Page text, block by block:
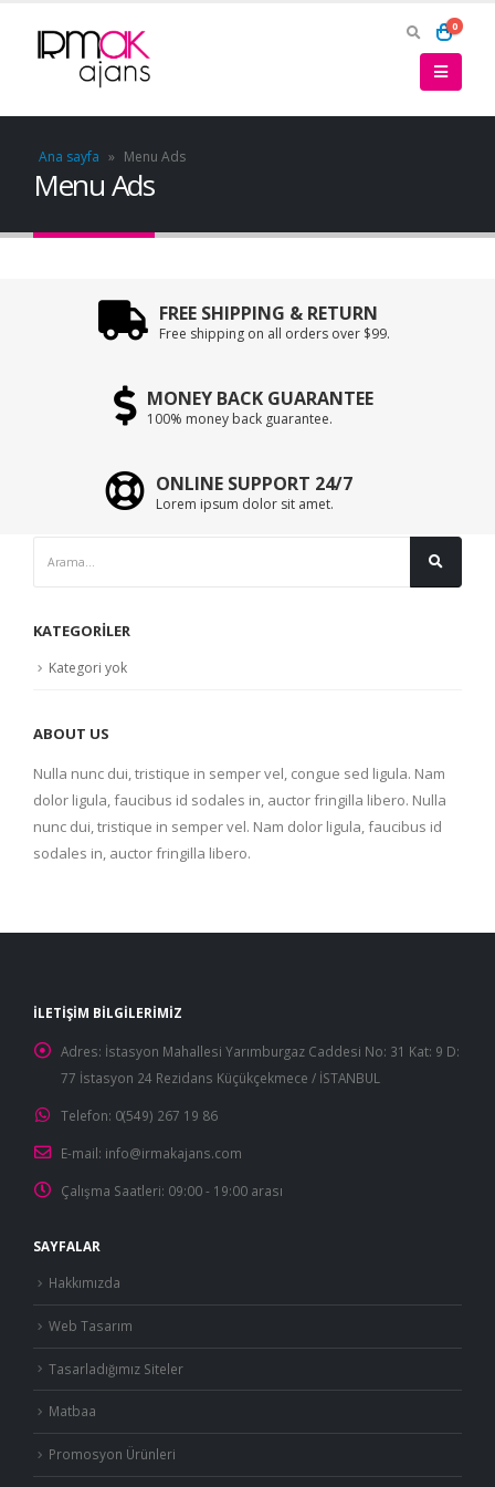
0
Ana sayfa » Menu Ads
Menu Ads
FREE SHIPPING & RETURN
Free shipping on all orders over $99.
MONEY BACK GUARANTEE
100% money back guarantee.
ONLINE SUPPORT 24/7
Lorem ipsum dolor sit amet.
KATEGORILER
Kategori yok
ABOUT US
Nulla nunc dui, tristique in semper vel, congue sed ligula. Nam
dolor ligula, faucibus id sodales in, auctor fringilla libero. Nulla
nunc dui, tristique in semper vel. Nam dolor ligula, faucibus id
sodales in, auctor fringilla libero.
İLETIŞIM BILGILERIMIZ
Adres: İstasyon Mahallesi Yarımburgaz Caddesi No: 31 Kat: 9 D:
77 İstasyon 24 Rezidans Küçükçekmece / İSTANBUL
Telefon: 0(549) 267 19 86
E-mail: info@irmakajans.com
Çalışma Saatleri: 09:00 - 19:00 arası
SAYFALAR
Hakkımızda
Web Tasarım
Tasarladığımız Siteler
Matbaa
Promosyon Ürünleri